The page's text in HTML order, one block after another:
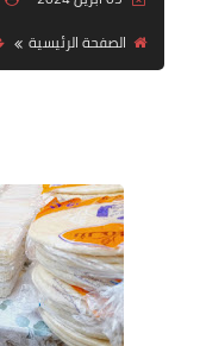
الصفحة الرئيسية